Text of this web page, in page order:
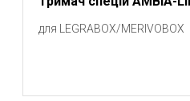
для LEGRABOX/MERIVOBOX